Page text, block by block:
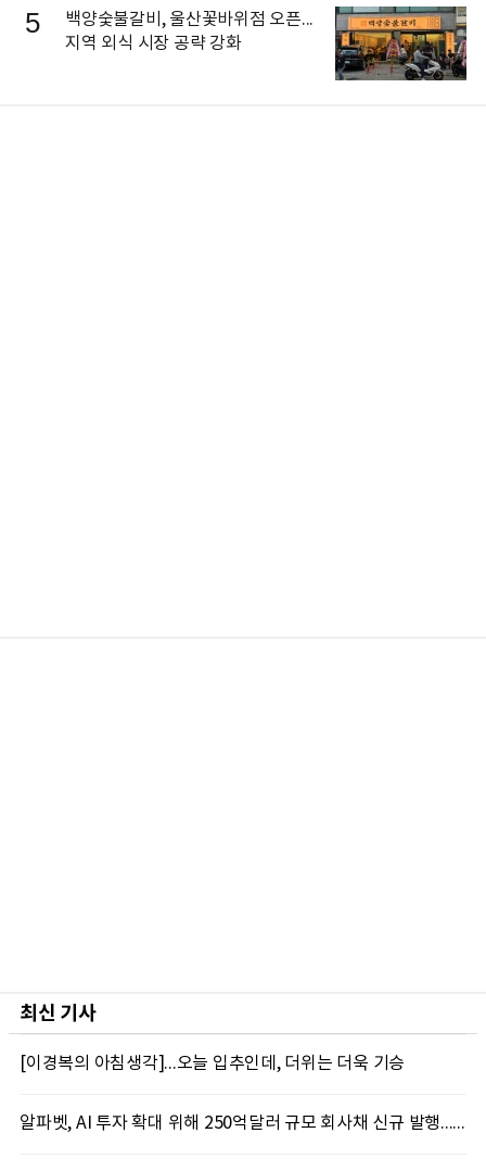
5
백양숯불갈비, 울산꽃바위점 오픈...
지역 외식 시장 공략 강화
최신 기사
[이경복의 아침생각]...오늘 입추인데, 더위는 더욱 기승
알파벳, AI 투자 확대 위해 250억달러 규모 회사채 신규 발행...블룸버그통신, 1150억달러 자금 몰려